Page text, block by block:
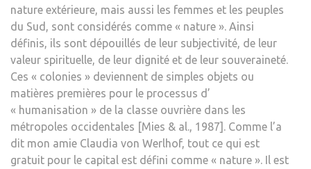
nature extérieure, mais aussi les femmes et les peuples
du Sud, sont considérés comme « nature ». Ainsi
définis, ils sont dépouillés de leur subjectivité, de leur
valeur spirituelle, de leur dignité et de leur souveraineté.
Ces « colonies » deviennent de simples objets ou
matières premières pour le processus d’
« humanisation » de la classe ouvrière dans les
métropoles occidentales [Mies & al., 1987]. Comme l’a
dit mon amie Claudia von Werlhof, tout ce qui est
gratuit pour le capital est défini comme « nature ». Il est